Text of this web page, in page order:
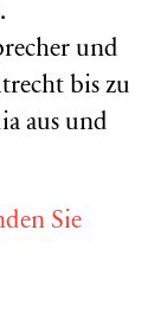
und
bis zu
aus und
Sie